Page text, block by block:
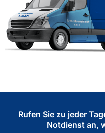
Rufen Sie zu jeder
Notdienst an,